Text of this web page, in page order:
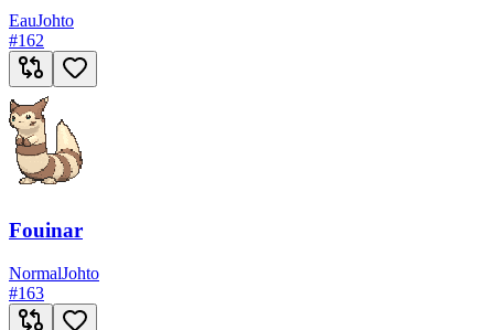
EauJohto
#162
Fouinar
NormalJohto
#163